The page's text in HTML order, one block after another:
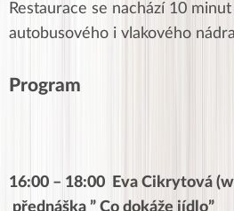
Restaurace se nachází 10
autobusového i vlakového
Program
16:00 – 18:00 Eva Cikrytová
přednáška ” Co dokáže jídlo”